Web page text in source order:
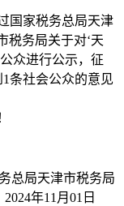
国家税务总局天津
税务局关于对‘天
众进行公示，征
条社会公众的意见
总局天津市税务局
2024年11月01日